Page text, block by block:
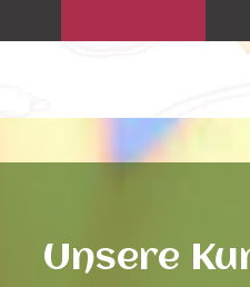
Unsere